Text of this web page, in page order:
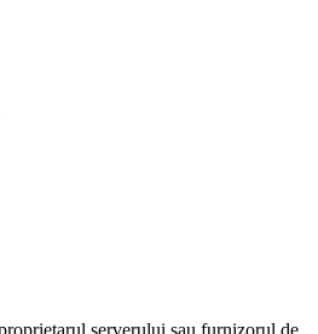
serverului sau furnizorul de